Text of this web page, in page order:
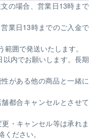
の場合、営業日13時まで
業日13時までのご入金で
囲で発送いたします。
内でお願いします。長期
がある他の商品と一緒に
都合キャンセルとさせて
・キャンセル等は承れま
ださい。